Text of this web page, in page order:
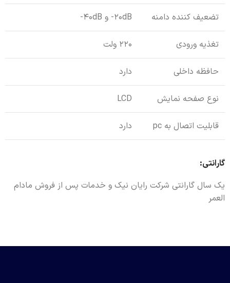
تضعیف کننده دامنه 20dB- و 40dB-
تغذیه ورودی 220 ولت
حافظه داخلی دارد
نوع صفحه نمایش LCD
قابلیت اتصال به pc دارد
گارانتی:
یک سال گارانتی شرکت رایان نیک و خدمات پس از فروش مادام
العمر